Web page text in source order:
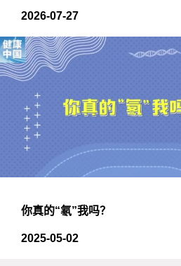
2026-07-27
你真的“氡”我吗？
2025-05-02